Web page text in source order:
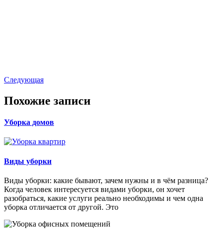
Следующая
Похожие записи
Уборка домов
Виды уборки
Виды уборки: какие бывают, зачем нужны и в чём разница?
Когда человек интересуется видами уборки, он хочет
разобраться, какие услуги реально необходимы и чем одна
уборка отличается от другой. Это